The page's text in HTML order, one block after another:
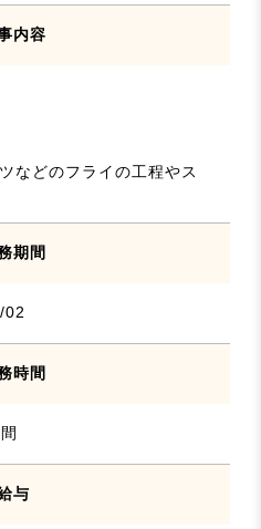
内容
などのフライの工程やス
期間
02
時間
与